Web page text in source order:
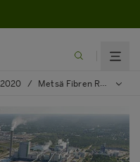
2020 / Metsä Fibren Rauman sahan maanrakennustyöt ovat käynnistyneet